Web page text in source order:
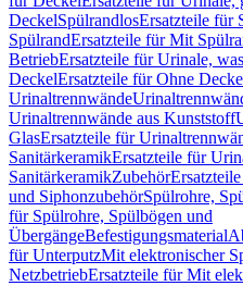
DeckelSpülrandlosErsatzteile für
SpülrandErsatzteile für Mit
BetriebErsatzteile für Urinale,
DeckelErsatzteile für Ohne
Urinaltrennwände
Urinaltrennwände aus Kunststoff
GlasErsatzteile für
SanitärkeramikErsatzteile für
SanitärkeramikZubehör
und SiphonzubehörSpülrohre,
für Spülrohre, Spülbögen und
ÜbergängeBefestigungsmaterial
für UnterputzMit elektronischer
NetzbetriebErsatzteile für Mit